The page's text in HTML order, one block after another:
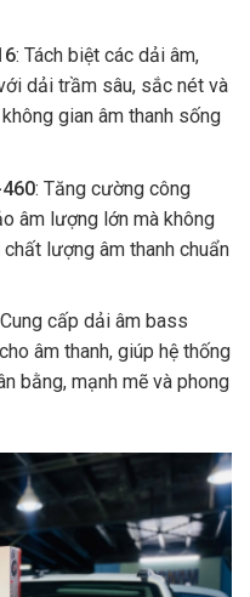
: Tách biệt các dải âm,
dải trầm sâu, sắc nét và
gian âm thanh sống
: Tăng cường công
âm lượng lớn mà không
lượng âm thanh chuẩn
cấp dải âm bass
âm thanh, giúp hệ thống
bằng, mạnh mẽ và phong